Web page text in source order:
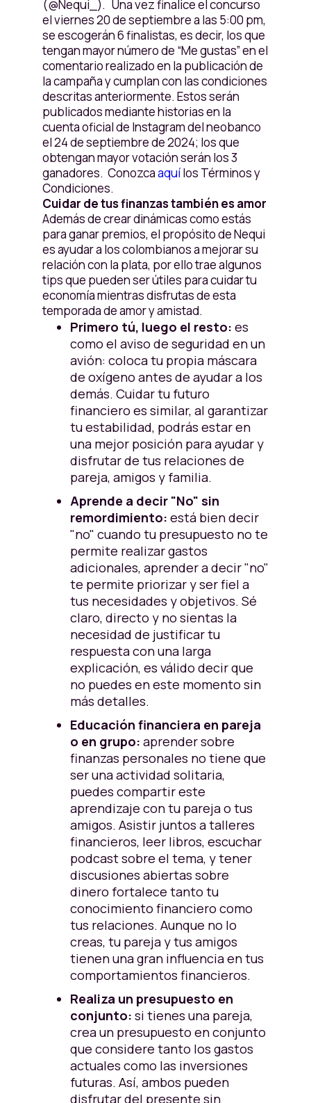
(@Nequi_). Una vez finalice el concurso
el viernes 20 de septiembre a las 5:00 pm,
se escogerán 6 finalistas, es decir, los que
tengan mayor número de “Me gustas” en el
comentario realizado en la publicación de
la campaña y cumplan con las condiciones
descritas anteriormente. Estos serán
publicados mediante historias en la
cuenta oficial de Instagram del neobanco
el 24 de septiembre de 2024; los que
obtengan mayor votación serán los 3
ganadores. Conozcaaquílos Términos y
Condiciones.
Cuidar de tus finanzas también es amor
Además de crear dinámicas como estás
para ganar premios, el propósito de Nequi
es ayudar a los colombianos a mejorar su
relación con la plata, por ello trae algunos
tips que pueden ser útiles para cuidar tu
economía mientras disfrutas de esta
temporada de amor y amistad.
Primero tú, luego el resto: es
como el aviso de seguridad en un
avión: coloca tu propia máscara
de oxígeno antes de ayudar a los
demás. Cuidar tu futuro
financiero es similar, al garantizar
tu estabilidad, podrás estar en
una mejor posición para ayudar y
disfrutar de tus relaciones de
pareja, amigos y familia.
Aprende a decir "No" sin
remordimiento: está bien decir
"no" cuando tu presupuesto no te
permite realizar gastos
adicionales, aprender a decir "no"
te permite priorizar y ser fiel a
tus necesidades y objetivos. Sé
claro, directo y no sientas la
necesidad de justificar tu
respuesta con una larga
explicación, es válido decir que
no puedes en este momento sin
más detalles.
Educación financiera en pareja
o en grupo: aprender sobre
finanzas personales no tiene que
ser una actividad solitaria,
puedes compartir este
aprendizaje con tu pareja o tus
amigos. Asistir juntos a talleres
financieros, leer libros, escuchar
podcast sobre el tema, y tener
discusiones abiertas sobre
dinero fortalece tanto tu
conocimiento financiero como
tus relaciones. Aunque no lo
creas, tu pareja y tus amigos
tienen una gran influencia en tus
comportamientos financieros.
Realiza un presupuesto en
conjunto: si tienes una pareja,
crea un presupuesto en conjunto
que considere tanto los gastos
actuales como las inversiones
futuras. Así, ambos pueden
disfrutar del presente sin